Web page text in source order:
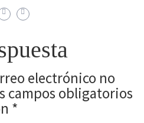
electrónico no
campos obligatorios
*